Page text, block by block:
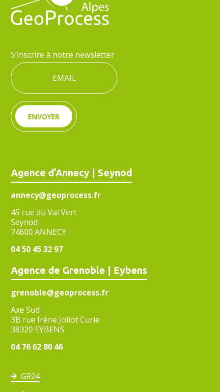
S’inscrire à notre newsletter
ENVOYER
Agence d’Annecy | Seynod
annecy@geoprocess.fr
45 rue du Val Vert
Seynod
74600 ANNECY
04 50 45 32 97
Agence de Grenoble | Eybens
grenoble@geoprocess.fr
Axe Sud
3B rue Irène Joliot Curie
38320 EYBENS
04 76 62 80 46
GR24